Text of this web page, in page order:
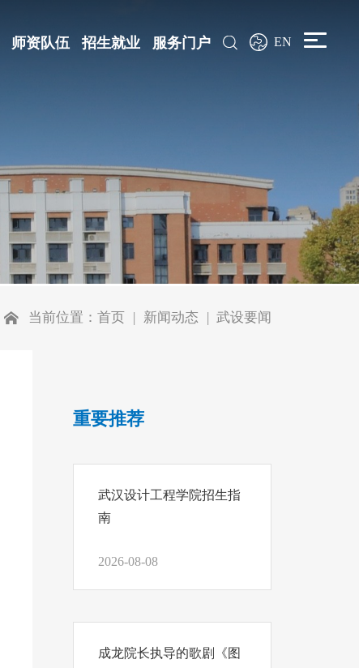
师资队伍 招生就业 服务门户 EN
当前位置： 首页 新闻动态 武设要闻
重要推荐
武汉设计工程学院招生指
南
2026-08-08
成龙院长执导的歌剧《图